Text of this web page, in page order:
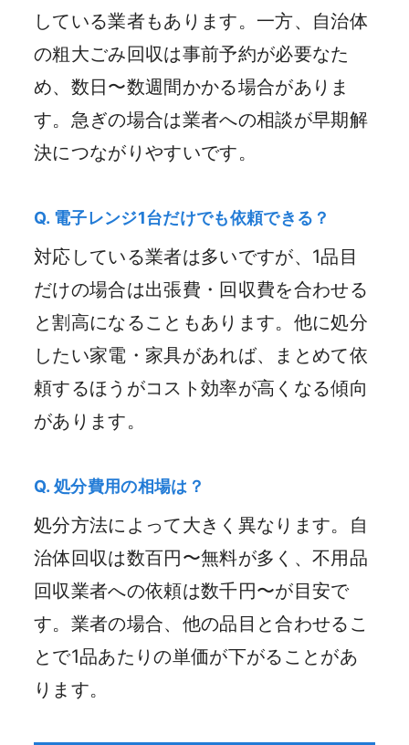
している業者もあります。一方、自治体
の粗大ごみ回収は事前予約が必要なた
め、数日〜数週間かかる場合がありま
す。急ぎの場合は業者への相談が早期解
決につながりやすいです。
Q. 電子レンジ1台だけでも依頼できる？
対応している業者は多いですが、1品目
だけの場合は出張費・回収費を合わせる
と割高になることもあります。他に処分
したい家電・家具があれば、まとめて依
頼するほうがコスト効率が高くなる傾向
があります。
Q. 処分費用の相場は？
処分方法によって大きく異なります。自
治体回収は数百円〜無料が多く、不用品
回収業者への依頼は数千円〜が目安で
す。業者の場合、他の品目と合わせるこ
とで1品あたりの単価が下がることがあ
ります。